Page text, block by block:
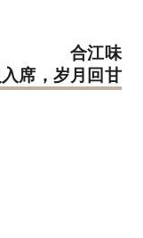
合江味
席，岁月回甘